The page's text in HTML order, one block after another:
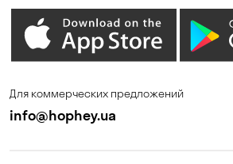
Для коммерческих предложений
info@hophey.ua